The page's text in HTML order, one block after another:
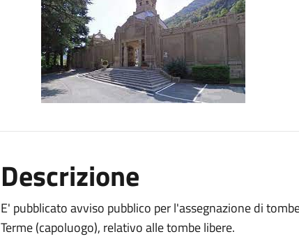
Descrizione
E' pubblicato avviso pubblico per l'assegnazione di
Terme (capoluogo), relativo alle tombe libere.